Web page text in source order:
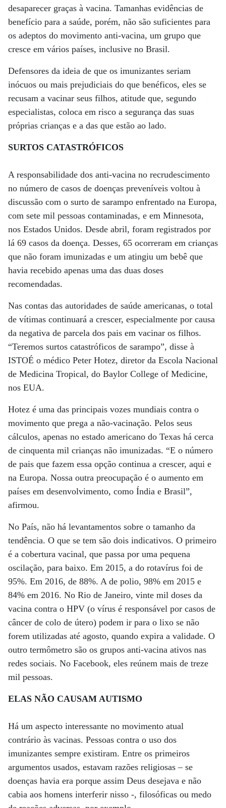
desaparecer graças à vacina. Tamanhas evidências de
benefício para a saúde, porém, não são suficientes para
os adeptos do movimento anti-vacina, um grupo que
cresce em vários países, inclusive no Brasil.
Defensores da ideia de que os imunizantes seriam
inócuos ou mais prejudiciais do que benéficos, eles se
recusam a vacinar seus filhos, atitude que, segundo
especialistas, coloca em risco a segurança das suas
próprias crianças e a das que estão ao lado.
SURTOS CATASTRÓFICOS
A responsabilidade dos anti-vacina no recrudescimento
no número de casos de doenças preveníveis voltou à
discussão com o surto de sarampo enfrentado na Europa,
com sete mil pessoas contaminadas, e em Minnesota,
nos Estados Unidos. Desde abril, foram registrados por
lá 69 casos da doença. Desses, 65 ocorreram em crianças
que não foram imunizadas e um atingiu um bebê que
havia recebido apenas uma das duas doses
recomendadas.
Nas contas das autoridades de saúde americanas, o total
de vítimas continuará a crescer, especialmente por causa
da negativa de parcela dos pais em vacinar os filhos.
“Teremos surtos catastróficos de sarampo”, disse à
ISTOÉ o médico Peter Hotez, diretor da Escola Nacional
de Medicina Tropical, do Baylor College of Medicine,
nos EUA.
Hotez é uma das principais vozes mundiais contra o
movimento que prega a não-vacinação. Pelos seus
cálculos, apenas no estado americano do Texas há cerca
de cinquenta mil crianças não imunizadas. “E o número
de pais que fazem essa opção continua a crescer, aqui e
na Europa. Nossa outra preocupação é o aumento em
países em desenvolvimento, como Índia e Brasil”,
afirmou.
No País, não há levantamentos sobre o tamanho da
tendência. O que se tem são dois indicativos. O primeiro
é a cobertura vacinal, que passa por uma pequena
oscilação, para baixo. Em 2015, a do rotavírus foi de
95%. Em 2016, de 88%. A de polio, 98% em 2015 e
84% em 2016. No Rio de Janeiro, vinte mil doses da
vacina contra o HPV (o vírus é responsável por casos de
câncer de colo de útero) podem ir para o lixo se não
forem utilizadas até agosto, quando expira a validade. O
outro termômetro são os grupos anti-vacina ativos nas
redes sociais. No Facebook, eles reúnem mais de treze
mil pessoas.
ELAS NÃO CAUSAM AUTISMO
Há um aspecto interessante no movimento atual
contrário às vacinas. Pessoas contra o uso dos
imunizantes sempre existiram. Entre os primeiros
argumentos usados, estavam razões religiosas – se
doenças havia era porque assim Deus desejava e não
cabia aos homens interferir nisso -, filosóficas ou medo